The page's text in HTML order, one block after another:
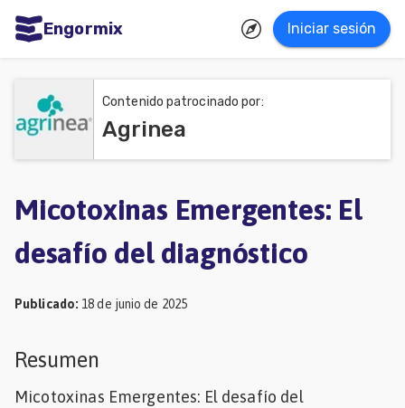
Engormix Iniciar sesión
Agricultura
Avicultura
Ganadería
Micotoxinas
Porcicultura
Contenido patrocinado por:
Agrinea
Micotoxinas Emergentes: El
desafío del diagnóstico
Publicado: 18 de junio de 2025
Resumen
Micotoxinas Emergentes: El desafío del